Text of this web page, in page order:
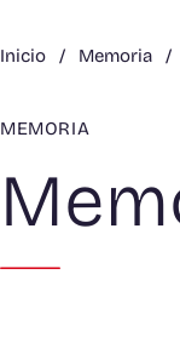
Inicio / Memoria /
MEMORIA